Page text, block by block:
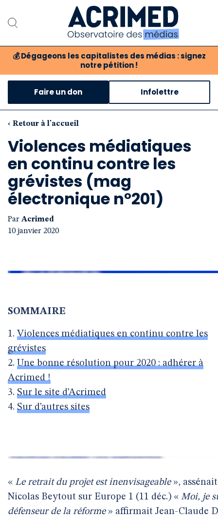
💰 Dégageons les capitalistes des médias : signez
notre pétition !
Notre association
Notre critique des médias
Notre revue
Boutique
Faire un don Infolettre
‹ Retour à l'accueil
Violences médiatiques
en continu contre les
grévistes (mag
électronique n°201)
Par Acrimed
10 janvier 2020
SOMMAIRE
1. Violences médiatiques en continu contre les
grévistes
2. Une bonne résolution pour 2020 : adhérer à
Acrimed !
3. Sur le site d’Acrimed
4. Sur d’autres sites
« Le retrait du projet est inenvisageable», assénait
Nicolas Beytout sur Europe 1 (11 déc.) « Moi, je
défenseur de la réforme» affirmait Jean-Claude